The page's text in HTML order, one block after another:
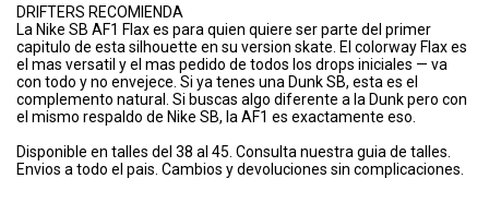
DRIFTERS RECOMIENDA
La Nike SB AF1 Flax es para quien quiere ser parte del primer
capitulo de esta silhouette en su version skate. El colorway Flax es
el mas versatil y el mas pedido de todos los drops iniciales — va
con todo y no envejece. Si ya tenes una Dunk SB, esta es el
complemento natural. Si buscas algo diferente a la Dunk pero con
el mismo respaldo de Nike SB, la AF1 es exactamente eso.
Disponible en talles del 38 al 45. Consulta nuestra guia de talles.
Envios a todo el pais. Cambios y devoluciones sin complicaciones.